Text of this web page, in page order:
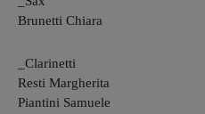
Brunetti Chiara
_Clarinetti
Resti Margherita
Piantini Samuele